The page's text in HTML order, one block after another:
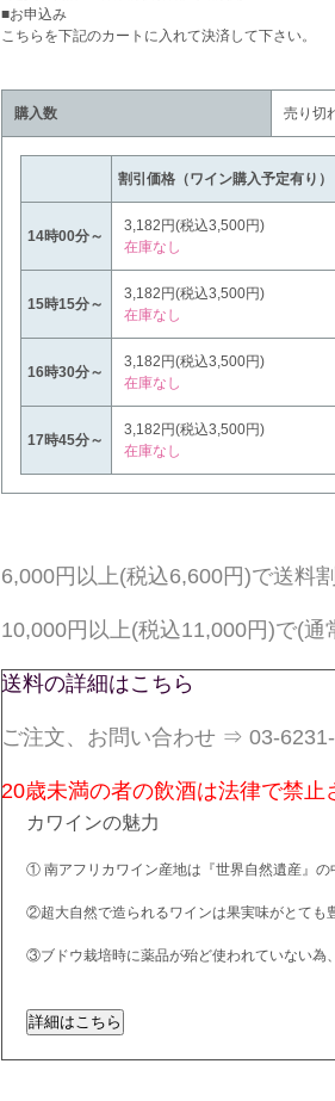
■お申込み
こちらを下記のカートに入れて決済して下さい。
購入数 売り切
割引価格（ワイン購入予定有り）
14時00分～
3,182円(税込3,500円)
在庫なし
15時15分～
3,182円(税込3,500円)
在庫なし
16時30分～
3,182円(税込3,500円)
在庫なし
17時45分～
3,182円(税込3,500円)
在庫なし
6,000円以上(税込6,600円)で送料割
10,000円以上(税込11,000円)で(通
送料の詳細はこちら
ご注文、お問い合わせ ⇒ 03-
20歳未満の者の飲酒は法律で禁止
カワインの魅力
① 南アフリカワイン産地は『世界自然遺産』の
②超大自然で造られるワインは果実味がとても
③ブドウ栽培時に薬品が殆ど使われていない為